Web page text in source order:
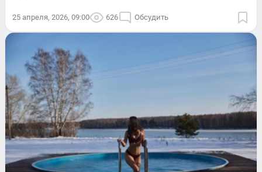
25 апреля, 2026, 09:00 626 Обсудить